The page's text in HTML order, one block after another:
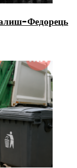
Федорець